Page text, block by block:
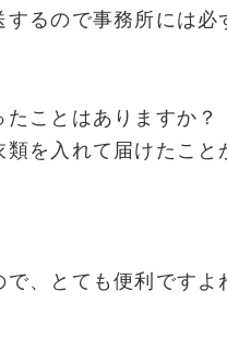
るので事務所には必
ことはありますか？
を入れて届けたこと
で、とても便利ですよ